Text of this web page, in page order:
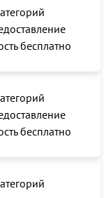
бесплатно
бесплатно